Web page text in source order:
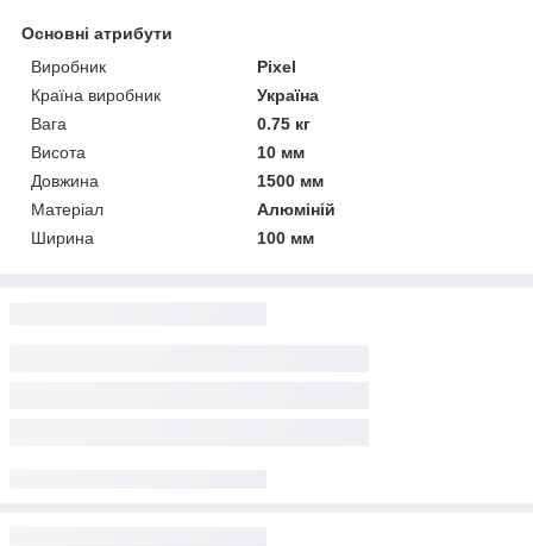
Основні атрибути
Виробник
Pixel
Країна виробник
Україна
Вага
0.75 кг
Висота
10 мм
Довжина
1500 мм
Матеріал
Алюміній
Ширина
100 мм